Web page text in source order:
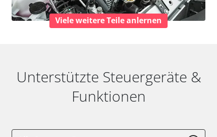
Viele weitere Teile anlernen
Unterstützte Steuergeräte &
Funktionen